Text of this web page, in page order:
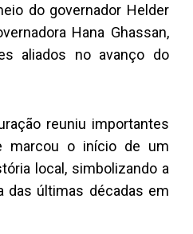
do governador Helder
Hana Ghassan,
aliados no avanço do
reuniu importantes
marcou o início de um
local, simbolizando a
das últimas décadas em